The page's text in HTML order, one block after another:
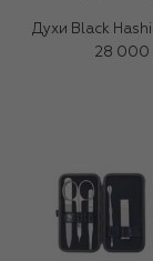
Духи Black
28 000